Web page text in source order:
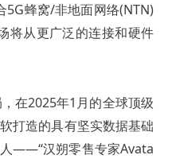
5G蜂窝/非地面网络(NTN)
将从更广泛的连接和硬件
在2025年1月的全球顶级
打造的具有坚实数据基础
——“汉朔零售专家Avata